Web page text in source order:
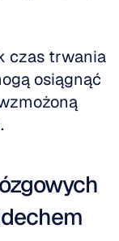
czas trwania
osiągnąć